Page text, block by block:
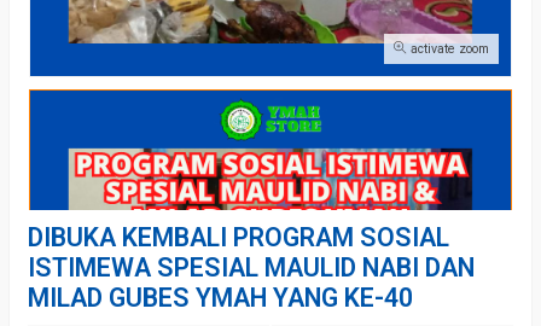
activate zoom
DIBUKA KEMBALI PROGRAM SOSIAL
ISTIMEWA SPESIAL MAULID NABI DAN
MILAD GUBES YMAH YANG KE-40